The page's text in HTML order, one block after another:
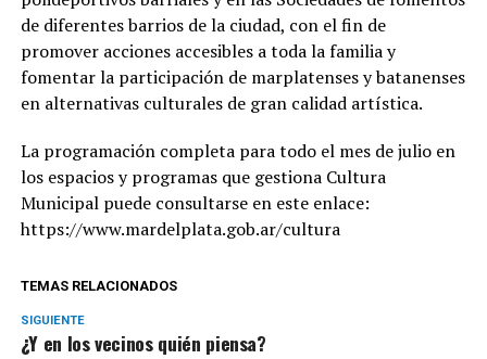
de diferentes barrios de la ciudad, con el fin de
promover acciones accesibles a toda la familia y
fomentar la participación de marplatenses y batanenses
en alternativas culturales de gran calidad artística.
La programación completa para todo el mes de julio en
los espacios y programas que gestiona Cultura
Municipal puede consultarse en este enlace:
https://www.mardelplata.gob.ar/cultura
TEMAS RELACIONADOS
SIGUIENTE
¿Y en los vecinos quién piensa?